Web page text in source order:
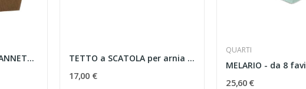
SCATOLA CARTONE CANNETE', 2 VASI DA TETTO a SCATOLA per arnia 12 favi rivestito
17,00 €
QUARTI
MELARIO - da 8 favi
25,60 €